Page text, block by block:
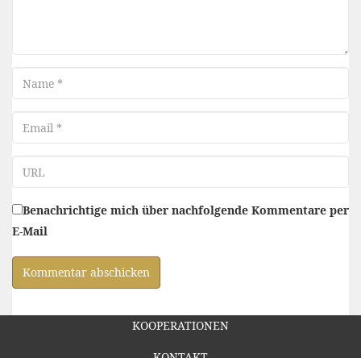
Name
Email
Benachrichtige mich über nachfolgende Kommentare per
E-Mail
KOOPERATIONEN